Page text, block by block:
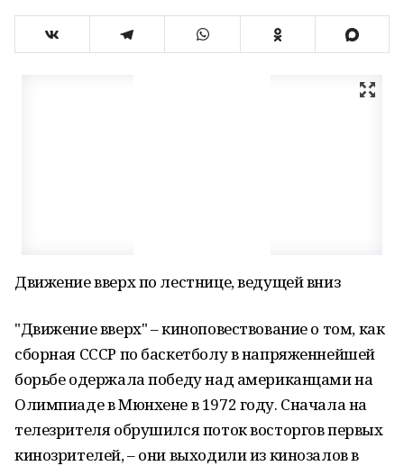
Движение вверх по лестнице, ведущей вниз
"Движение вверх" – киноповествование о том, как
сборная СССР по баскетболу в напряженнейшей
борьбе одержала победу над американцами на
Олимпиаде в Мюнхене в 1972 году. Сначала на
телезрителя обрушился поток восторгов первых
кинозрителей, – они выходили из кинозалов в